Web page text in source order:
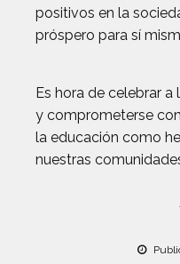
positivos en la
próspero para sí
Es hora de celebrar
y comprometerse
la educación como
nuestras